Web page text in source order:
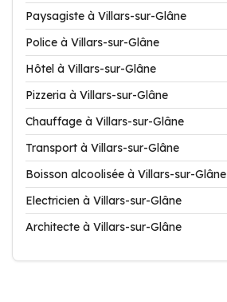
Paysagiste à Villars-sur-Glâne
Police à Villars-sur-Glâne
Hôtel à Villars-sur-Glâne
Pizzeria à Villars-sur-Glâne
Chauffage à Villars-sur-Glâne
Transport à Villars-sur-Glâne
Boisson alcoolisée à Villars-sur-Glâne
Electricien à Villars-sur-Glâne
Architecte à Villars-sur-Glâne